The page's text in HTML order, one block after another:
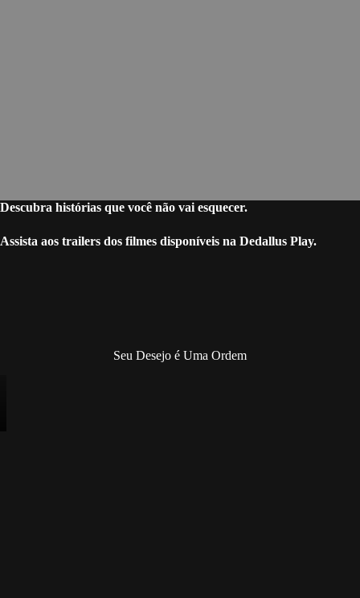
Descubra histórias que você não vai esquecer.
Assista aos trailers dos filmes disponíveis na Dedallus Play.
Seu Desejo é Uma Ordem